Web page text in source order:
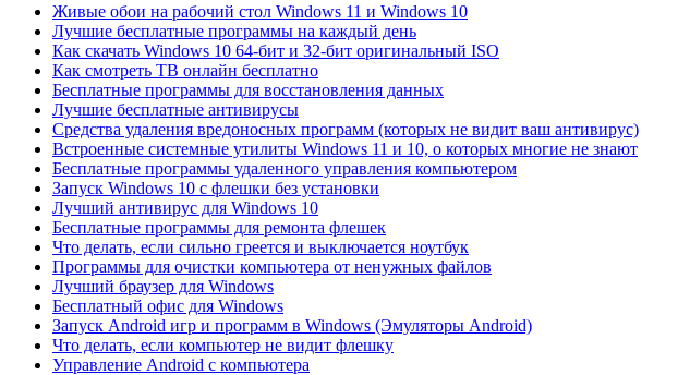
Живые обои на рабочий стол Windows 11 и Windows 10
Лучшие бесплатные программы на каждый день
Как скачать Windows 10 64-бит и 32-бит оригинальный ISO
Как смотреть ТВ онлайн бесплатно
Бесплатные программы для восстановления данных
Лучшие бесплатные антивирусы
Средства удаления вредоносных программ (которых не видит ваш антивирус)
Встроенные системные утилиты Windows 11 и 10, о которых многие не знают
Бесплатные программы удаленного управления компьютером
Запуск Windows 10 с флешки без установки
Лучший антивирус для Windows 10
Бесплатные программы для ремонта флешек
Что делать, если сильно греется и выключается ноутбук
Программы для очистки компьютера от ненужных файлов
Лучший браузер для Windows
Бесплатный офис для Windows
Запуск Android игр и программ в Windows (Эмуляторы Android)
Что делать, если компьютер не видит флешку
Управление Android с компьютера